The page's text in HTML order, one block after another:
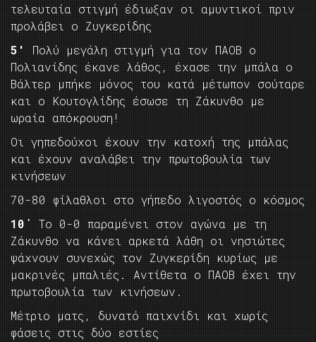
τελευταία στιγμή έδιωξαν οι αμυντικοί πριν
προλάβει ο Ζυγκερίδης
5′ Πολύ μεγάλη στιγμή για τον ΠΑΟΒ ο
Πολιανίδης έκανε λάθος, έχασε την μπάλα ο
Βάλτερ μπήκε μόνος του κατά μέτωπον σούταρε
και ο Κουτογλίδης έσωσε τη Ζάκυνθο με
ωραία απόκρουση!
Οι γηπεδούχοι έχουν την κατοχή της μπάλας
και έχουν αναλάβει την πρωτοβουλία των
κινήσεων
70-80 φίλαθλοι στο γήπεδο λιγοστός ο κόσμος
10΄
Το 0-0 παραμένει στον αγώνα με τη
Ζάκυνθο να κάνει αρκετά λάθη οι νησιώτες
ψάχνουν συνεχώς τον Ζυγκερίδη κυρίως με
μακρινές μπαλιές. Αντίθετα ο ΠΑΟΒ έχει την
πρωτοβουλία των κινήσεων.
Μέτριο ματς, δυνατό παιχνίδι και χωρίς
φάσεις στις δύο εστίες